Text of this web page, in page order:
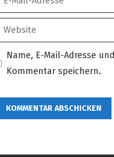
Adresse
Website
Name, E-Mail-Adresse
Kommentar speichern.